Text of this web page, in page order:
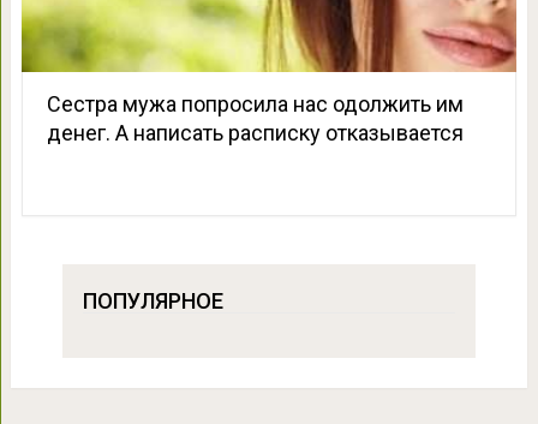
Сестра мужа попросила нас одолжить им
денег. А написать расписку отказывается
ПОПУЛЯРНОЕ